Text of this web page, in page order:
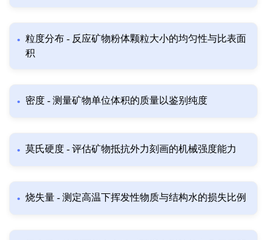
粒度分布 - 反应矿物粉体颗粒大小的均匀性与比表面
积
密度 - 测量矿物单位体积的质量以鉴别纯度
莫氏硬度 - 评估矿物抵抗外力刻画的机械强度能力
烧失量 - 测定高温下挥发性物质与结构水的损失比例